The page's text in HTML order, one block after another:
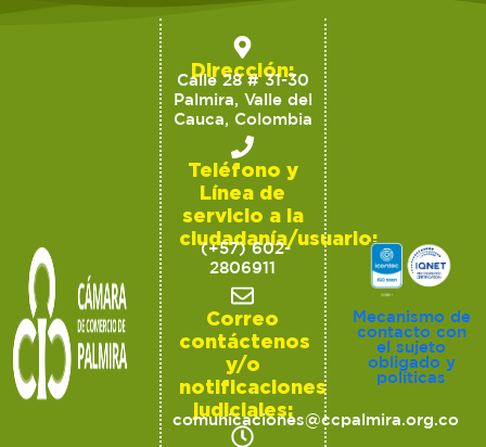
Dirección:
Calle 28 # 31-30
Palmira, Valle del
Cauca, Colombia
Teléfono y
Línea de
servicio a la
ciudadanía/usuario:
(+57) 602-
2806911
Correo
contáctenos
y/o
notificaciones
judiciales:
comunicaciones@ccpalmira.org.co
Mecanismo de
contacto con
el sujeto
obligado y
políticas